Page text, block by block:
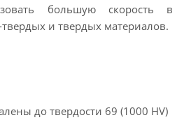
большую скорость в
твердых и твердых материалов.
до твердости 69 (1000 HV)